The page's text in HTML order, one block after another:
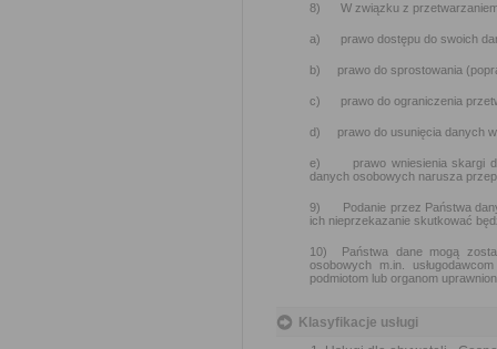
8) W związku z przetwarzaniem
a) prawo dostępu do swoich
b) prawo do sprostowania
c) prawo do ograniczenia
d) prawo do usunięcia danych
e) prawo wniesienia skargi do
danych osobowych narusza
9) Podanie przez Państwa
ich nieprzekazanie skutkować
10) Państwa dane mogą
osobowych m.in.
podmiotom lub organom
Klasyfikacje usługi